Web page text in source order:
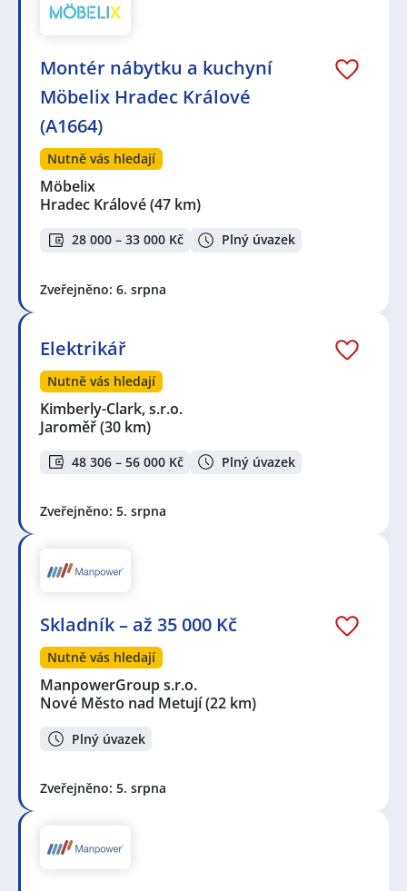
Montér nábytku a kuchyní
Möbelix Hradec Králové
(A1664)
Nutně vás hledají
Möbelix
Hradec Králové(47 km)
28 000 – 33 000 Kč Plný úvazek
Zveřejněno: 6. srpna
Elektrikář
Nutně vás hledají
Kimberly-Clark, s.r.o.
Jaroměř(30 km)
48 306 – 56 000 Kč Plný úvazek
Zveřejněno: 5. srpna
Skladník – až 35 000 Kč
Nutně vás hledají
ManpowerGroup s.r.o.
Nové Město nad Metují(22 km)
Plný úvazek
Zveřejněno: 5. srpna